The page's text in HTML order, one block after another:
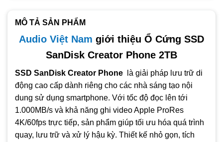
Tốc độ siêu nhanh: Tốc độ đọc lên tới 1.000MB/s và ghi
lên tới 950MB/s qua cổng USB 3.2 Gen 2.
Thiết kế chống sốc, chống nước IP65
: Chịu va đập từ độ
cao đến 3m, kháng bụi và nước hiệu quả.
Tương thích đa nền tảng: Dùng được ngay với iPhone,
Android, Windows, macOS – định dạng exFAT mặc định.
Tặng 1 tháng Adobe Creative Cloud: Hỗ trợ chỉnh sửa ảnh,
video chuyên nghiệp với phần mềm bản quyền.
Nhỏ gọn, tiện lợi mang theo: Trọng lượng chỉ khoảng 54g,
thiết kế tối ưu cho người dùng di động.
MÔ TẢ SẢN PHẨM
Audio Việt Nam giới thiệu Ổ Cứng SSD
SanDisk Creator Phone 2TB
SSD SanDisk Creator Phone là giải pháp lưu trữ di
động cao cấp dành riêng cho các nhà sáng tạo nội
dung sử dụng smartphone. Với tốc độ đọc lên tới
1.000MB/s và khả năng ghi video Apple ProRes
4K/60fps trực tiếp, sản phẩm giúp tối ưu hóa quá trình
quay, lưu trữ và xử lý hậu kỳ. Thiết kế nhỏ gọn, tích